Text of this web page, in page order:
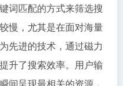
词匹配的方式来筛选搜
慢，尤其是在面对海量
先进的技术，通过磁力
升了搜索效率。用户输
间呈现最相关的资源，